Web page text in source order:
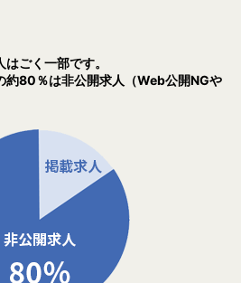
ごく一部です。
約80％は非公開求人（Web公開NGや